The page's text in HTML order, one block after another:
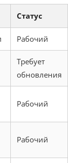
Статус
Рабочий
Требует
обновления
Рабочий
Рабочий